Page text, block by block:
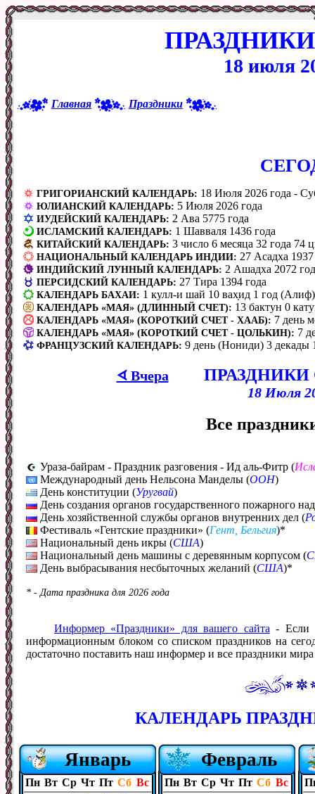
18 июля
Главная Праздники
ГРИГОРИАНСКИЙ КАЛЕНДАРЬ: 18 Июля 2026 года -
ЮЛИАНСКИЙ КАЛЕНДАРЬ: 5 Июля 2026 года
ИУДЕЙСКИЙ КАЛЕНДАРЬ: 2 Ава 5775 года
ИСЛАМСКИЙ КАЛЕНДАРЬ: 1 Шавваля 1436 года
КИТАЙСКИЙ КАЛЕНДАРЬ: 3 число 6 месяца 32 года 74
НАЦИОНАЛЬНЫЙ КАЛЕНДАРЬ ИНДИИ: 27 Асадха 1937
ИНДИЙСКИЙ ЛУННЫЙ КАЛЕНДАРЬ: 2 Ашадха 2072
ПЕРСИДСКИЙ КАЛЕНДАРЬ: 27 Тира 1394 года
КАЛЕНДАРЬ БАХАИ: 1 кулл-и шай 10 вах̣ид 1 год
КАЛЕНДАРЬ «МАЯ» (ДЛИННЫЙ СЧЕТ): 13 бактун 0
КАЛЕНДАРЬ «МАЯ» (КОРОТКИЙ СЧЕТ - ХААБ): 7 день
КАЛЕНДАРЬ «МАЯ» (КОРОТКИЙ СЧЕТ - ЦОЛЬКИН): 7
ФРАНЦУЗСКИЙ КАЛЕНДАРЬ: 9 день (Нониди) 3 декады
ᗏ Вчера ПРАЗДНИКИ
18 Июля
Все
Ураза-байрам - Праздник разговения - Ид аль-Фитр (
Международный день Нельсона Манделы (ООН)
День конституции (Уругвай)
День создания органов государственного пожарного
День хозяйственной службы органов внутренних дел (
Фестиваль «Гентские праздники» (Гент, Бельгия)*
Национальный день икры (США)
Национальный день машины с деревянным корпусом (
День выбрасывания несбыточных желаний (США)*
* - Дата праздника для 2026 года
Информер «Праздники» для вашего сайта - Если
информационным блоком со списком праздников на
достаточно поставить наш информер и все праздники мира
КАЛЕНДАРЬ
Январь
Пн Вт Ср Чт Пт Сб Вс
Февраль
Пн Вт Ср Чт Пт Сб Вс